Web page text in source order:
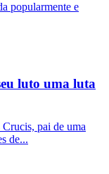
popularmente e
luto uma luta
pai de uma
de...